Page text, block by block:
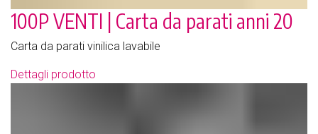
100P VENTI | Carta da parati anni 20
Carta da parati vinilica lavabile
Dettagli prodotto